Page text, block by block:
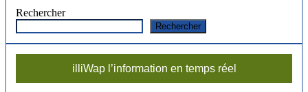
Rechercher
Rechercher
illiWap l’information en temps réel